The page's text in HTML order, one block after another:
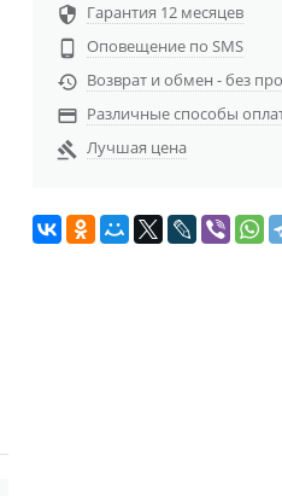
 Гарантия 12 месяцев

Оповещение по SMS
 Возврат и обмен - без
 Различные способы
 Лучшая цена